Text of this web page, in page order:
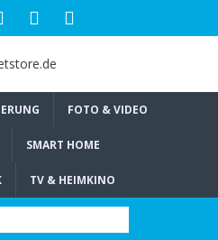
FOTO & VIDEO
SMART HOME
TV & HEIMKINO